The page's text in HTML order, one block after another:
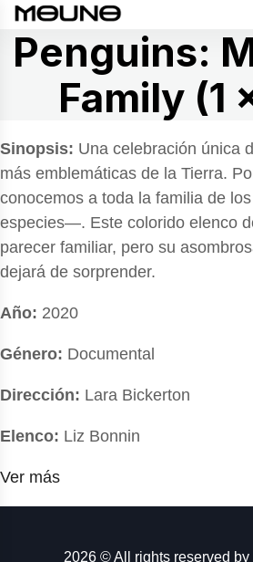
Penguins:
Family (1
Sinopsis: Una celebración única
más emblemáticas de la Tierra.
conocemos a toda la familia de
especies—. Este colorido elenco
parecer familiar, pero su
dejará de sorprender.
Año: 2020
Género: Documental
Dirección: Lara Bickerton
Elenco: Liz Bonnin
Ver más
2026 © All rights reserved by